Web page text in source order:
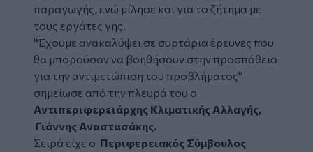
παραγωγής, ενώ μίλησε και για το ζήτημα με
τους εργάτες γης.
"Έχουμε ανακαλύψει σε συρτάρια έρευνες που
θα μπορούσαν να βοηθήσουν στην προσπάθεια
για την αντιμετώπιση του προβλήματος"
σημείωσε από την πλευρά του ο
Αντιπεριφερειάρχης Κλιματικής Αλλαγής,
Γιάννης Αναστασάκης.
Σειρά είχε ο Περιφερειακός Σύμβουλος